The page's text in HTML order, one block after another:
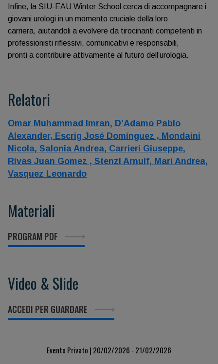
Infine, la SIU-EAU Winter School cerca di accompagnare i
giovani urologi in un momento cruciale della loro
carriera, aiutandoli a evolvere da tirocinanti competenti in
professionisti riflessivi, comunicativi e responsabili,
pronti a contribuire attivamente al futuro dell’urologia.
Relatori
Omar Muhammad Imran, D’Adamo Pablo
Alexander, Escrig José Domínguez , Mondaini
Nicola, Salonia Andrea, Carrieri Giuseppe,
Rivas Juan Gomez , Stenzl Arnulf, Mari Andrea,
Vasquez Leonardo
Materiali
PROGRAM PDF
Video & Slide
ACCEDI PER GUARDARE
Evento Privato | 20/02/2026 - 21/02/2026